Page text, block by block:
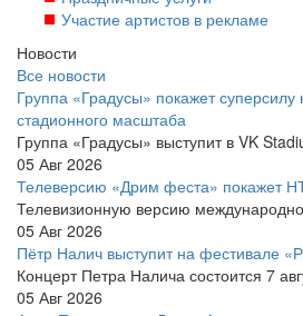
Участие артистов в рекламе
Новости
Все новости
Группа «Градусы» покажет суперсилу
стадионного масштаба
Группа «Градусы» выступит в VK
05 Авг 2026
Телеверсию «Дрим феста» покажет
Телевизионную версию
05 Авг 2026
Пётр Налич выступит на фестивале
Концерт Петра Налича состоится 7
05 Авг 2026